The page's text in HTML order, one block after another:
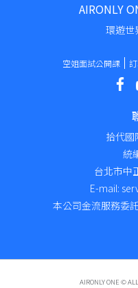
AIRONLY
環遊世
空姐面試公開課
拾代國
統
台北市中
E-mail:
本公司金流服務委
AIRONLY ONE ©